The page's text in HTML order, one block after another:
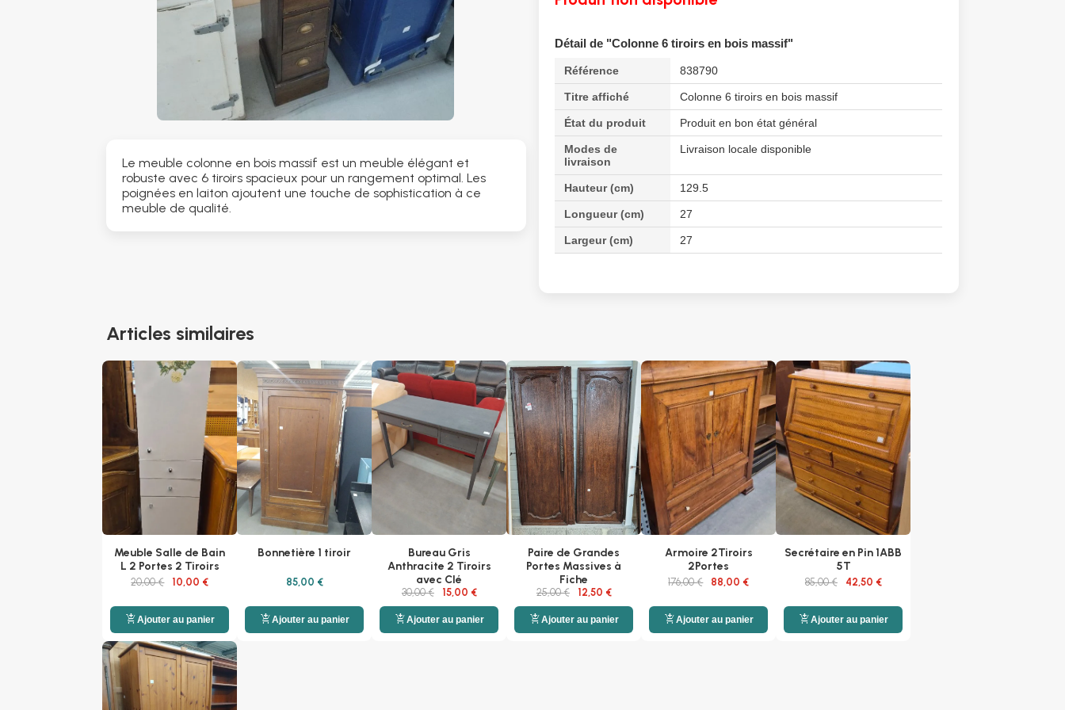
Le meuble colonne en bois massif est un meuble élégant et
robuste avec 6 tiroirs spacieux pour un rangement optimal. Les
poignées en laiton ajoutent une touche de sophistication à ce
meuble de qualité.
Détail de "Colonne 6 tiroirs en bois massif"
Référence 838790
Titre affiché Colonne 6 tiroirs en bois massif
État du produit Produit en bon état général
Modes de
livraison
Livraison locale disponible
Hauteur (cm) 129.5
Longueur (cm) 27
Largeur (cm) 27
Articles similaires
Meuble Salle de Bain
L 2 Portes 2 Tiroirs
20,00 € 10,00 €
add_shopping_cartAjouter au panier
Bonnetière 1 tiroir
85,00 €
add_shopping_cartAjouter au panier
Bureau Gris
Anthracite 2 Tiroirs
avec Clé
30,00 € 15,00 €
add_shopping_cartAjouter au panier
Paire de Grandes
Portes Massives à
Fiche
25,00 € 12,50 €
add_shopping_cartAjouter au panier
Armoire 2Tiroirs
2Portes
176,00 € 88,00 €
add_shopping_cartAjouter au panier
Secrétaire en Pin 1ABB
5T
85,00 € 42,50 €
add_shopping_cartAjouter au panier